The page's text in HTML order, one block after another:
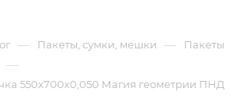
— Пакеты, сумки, мешки — Пакеты
—
550x700x0,050 Магия геометрии ПНД